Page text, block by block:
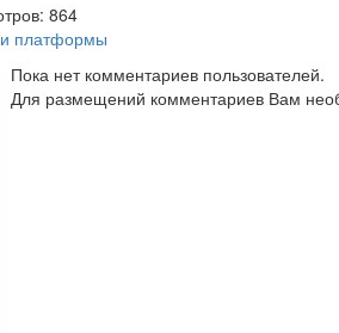
864
платформы
Пока нет комментариев пользователей.
Для размещений комментариев Вам